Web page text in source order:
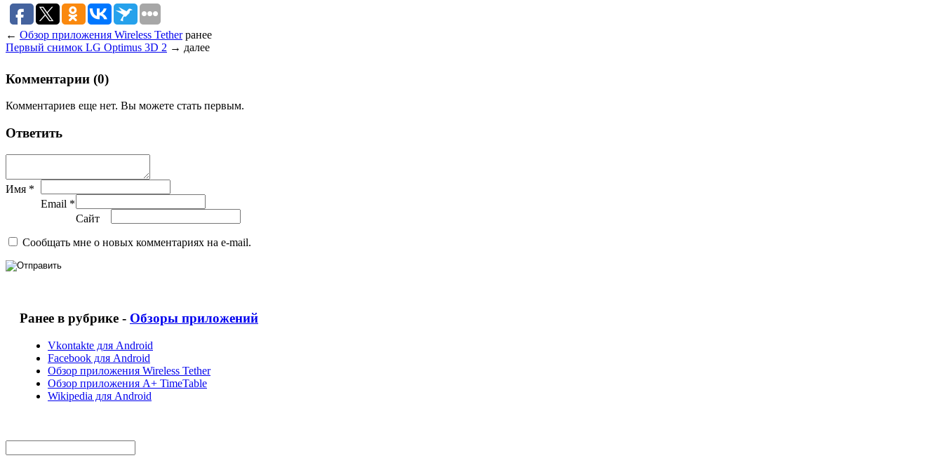
← Обзор приложения Wireless Tether ранее
Первый снимок LG Optimus 3D 2 → далее
Комментарии (0)
Комментариев еще нет. Вы можете стать первым.
Ответить
Имя *
Email *
Сайт
Сообщать мне о новых комментариях на e-mail.
Ранее в рубрике - Обзоры приложений
Vkontakte для Android
Facebook для Android
Обзор приложения Wireless Tether
Обзор приложения A+ TimeTable
Wikipedia для Android